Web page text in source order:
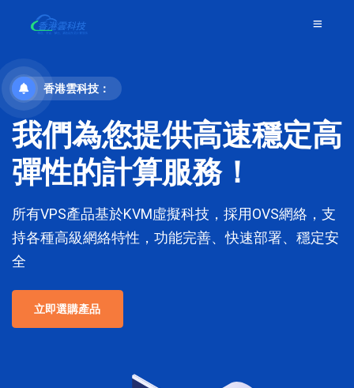
香港雲科技：
我們為您提供高速穩定高
彈性的計算服務！
所有VPS產品基於KVM虛擬科技，採用OVS網絡，支
持各種高級網絡特性，功能完善、快速部署、穩定安
全
立即選購產品